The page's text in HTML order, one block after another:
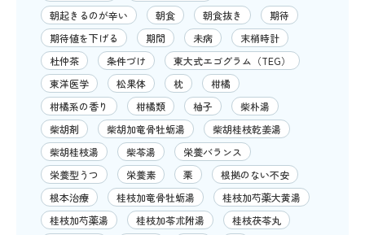
朝起きるのが辛い
朝食 朝食抜き
期待
期待値を下げる
期間 未病
末梢時計
杜仲茶
条件づけ
東大式エゴグラム（TEG）
東洋医学
松果体 枕
柑橘
柑橘系の香り
柑橘類 柚子
柴朴湯
柴胡剤
柴胡加竜骨牡蛎湯
柴胡桂枝乾姜湯
柴胡桂枝湯
柴苓湯
栄養バランス
栄養型うつ
栄養素 栗
根拠のない不安
根本治療
桂枝加竜骨牡蛎湯
桂枝加芍薬大黄湯
桂枝加芍薬湯
桂枝加苓朮附湯
桂枝茯苓丸